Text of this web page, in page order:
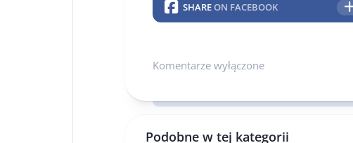
SHAREON FACEBOOK
Komentarze wyłączone
Podobne w tej kategorii